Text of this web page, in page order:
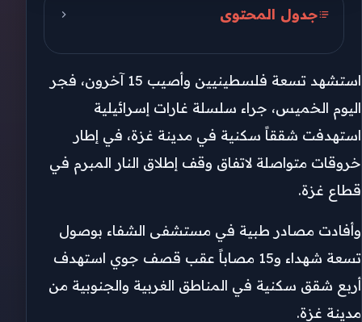
جدول المحتوى
خرق اتفاق وقف إطلاق النار استشهد تسعة فلسطينيين وأصيب 15 آخرون، فجر
اليوم الخميس، جراء سلسلة غارات إسرائيلية
استهدفت شققاً سكنية في مدينة غزة، في إطار
خروقات متواصلة لاتفاق وقف إطلاق النار المبرم في
قطاع غزة.
وأفادت مصادر طبية في مستشفى الشفاء بوصول
تسعة شهداء و15 مصاباً عقب قصف جوي استهدف
أربع شقق سكنية في المناطق الغربية والجنوبية من
مدينة غزة.